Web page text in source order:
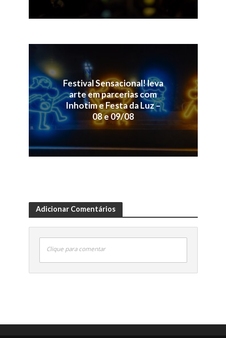
Festival Sensacional! leva
arte em parcerias com
Inhotim e Festa da Luz –
08 e 09/08
Adicionar Comentários
Clique para comentar